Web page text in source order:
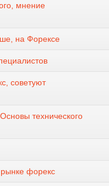
мнение
на Форексе
советуют
технического
форекс